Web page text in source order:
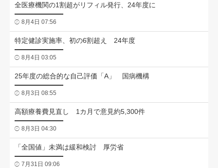
全医療機関の1割超がリフィル発行、24年度に
8月4日 07:56
特定健診実施率、初の6割超え 24年度
8月4日 03:05
25年度の総合的な自己評価「A」 国病機構
8月3日 08:55
高額療養費見直し 1カ月で意見約5,300件
8月3日 04:30
「全国値」未満は緩和検討 厚労省
7月31日 09:06